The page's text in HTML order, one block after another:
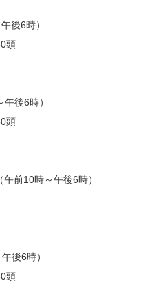
後6時）
頭
後6時）
頭
前10時～午後6時）
後6時）
頭